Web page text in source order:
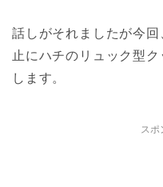
話しがそれましたが今
止にハチのリュック型
します。
スポ